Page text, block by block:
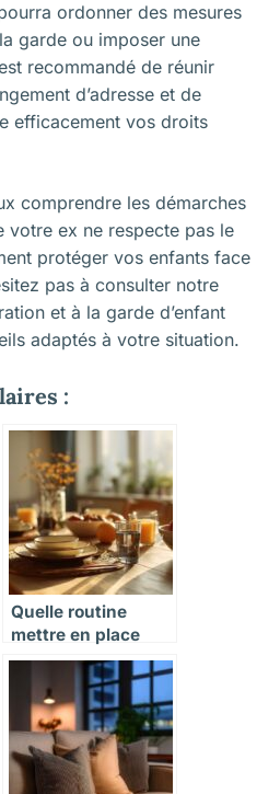
ordonner des mesures
garde ou imposer une
recommandé de réunir
d’adresse et de
efficacement vos droits
comprendre les démarches
votre ex ne respecte pas le
protéger vos enfants face
pas à consulter notre
et à la garde d’enfant
adaptés à votre situation.
:
Quelle routine
mettre en place
dans une garde